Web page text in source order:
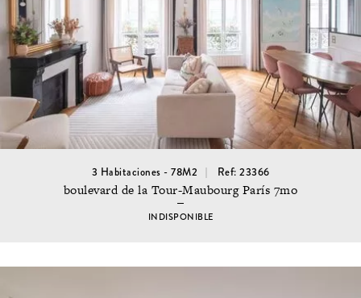
3 Habitaciones - 78M2 Ref: 23366
boulevard de la Tour-Maubourg París 7mo
INDISPONIBLE